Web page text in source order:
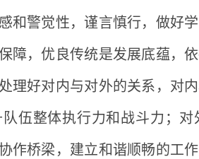
和警觉性，谨言慎行，做好
障，优良传统是发展底蕴，
理好对内与对外的关系，对
伍整体执行力和战斗力；
作桥梁，建立和谐顺畅的工